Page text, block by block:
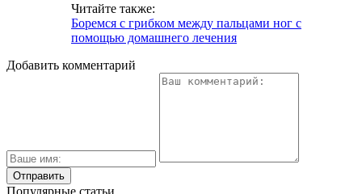
Читайте также:
Боремся с грибком между пальцами ног с
помощью домашнего лечения
Добавить комментарий
Популярные статьи